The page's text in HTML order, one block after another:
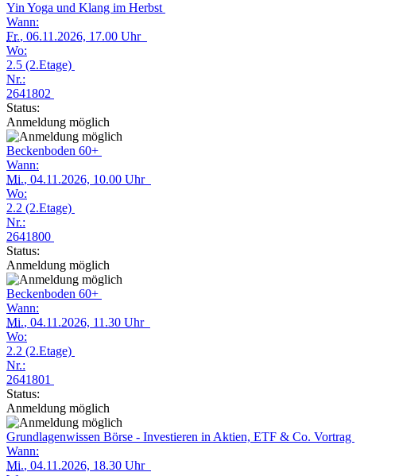
Yin Yoga und Klang im Herbst
Wann:
Fr., 06.11.2026, 17.00 Uhr
Wo:
2.5 (2.Etage)
Nr.:
2641802
Status:
Anmeldung möglich
Beckenboden 60+
Wann:
Mi., 04.11.2026, 10.00 Uhr
Wo:
2.2 (2.Etage)
Nr.:
2641800
Status:
Anmeldung möglich
Beckenboden 60+
Wann:
Mi., 04.11.2026, 11.30 Uhr
Wo:
2.2 (2.Etage)
Nr.:
2641801
Status:
Anmeldung möglich
Grundlagenwissen Börse - Investieren in Aktien, ETF & Co. Vortrag
Wann:
Mi., 04.11.2026, 18.30 Uhr